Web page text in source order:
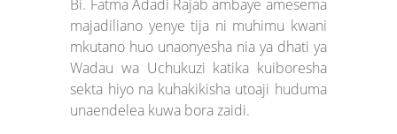
Bi. Fatma Adadi Rajab ambaye amesema
majadiliano yenye tija ni muhimu kwani
mkutano huo unaonyesha nia ya dhati ya
Wadau wa Uchukuzi katika kuiboresha
sekta hiyo na kuhakikisha utoaji huduma
unaendelea kuwa bora zaidi.